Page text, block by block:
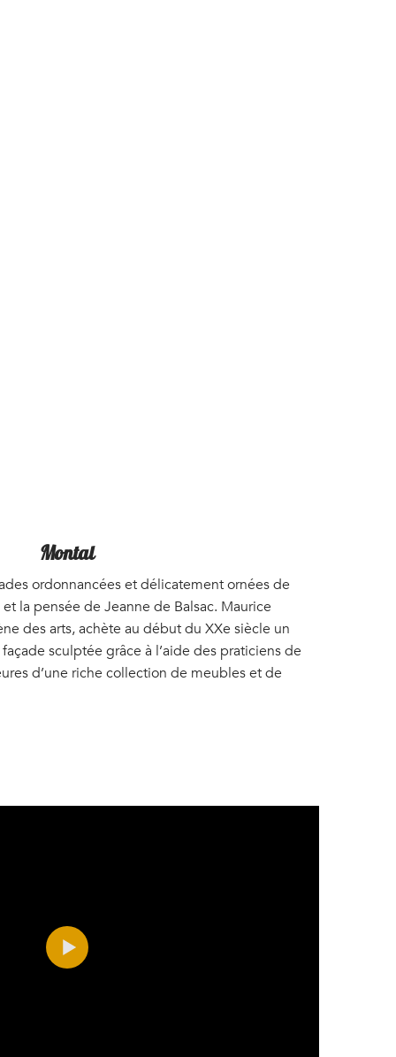
Montal
ordonnancées et délicatement ornées de
la pensée de Jeanne de Balsac. Maurice
des arts, achète au début du XXe siècle un
sculptée grâce à l’aide des praticiens de
d’une riche collection de meubles et de